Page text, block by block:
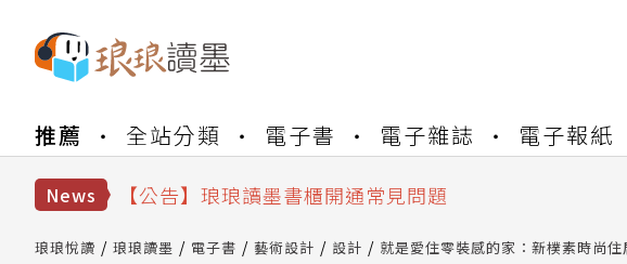
推薦 全站分類 電子書 電子雜誌 電子報紙
News
【公告】因 Readmoo 讀墨系統維護中，本站同步暫停
【公告】琅琅讀墨書櫃開通常見問題
【公告】琅琅書店服務升級重要說明及資產合併結果查
琅琅悅讀 琅琅讀墨 電子書 藝術設計 設計 就是愛住零裝感的家：新樸素時尚